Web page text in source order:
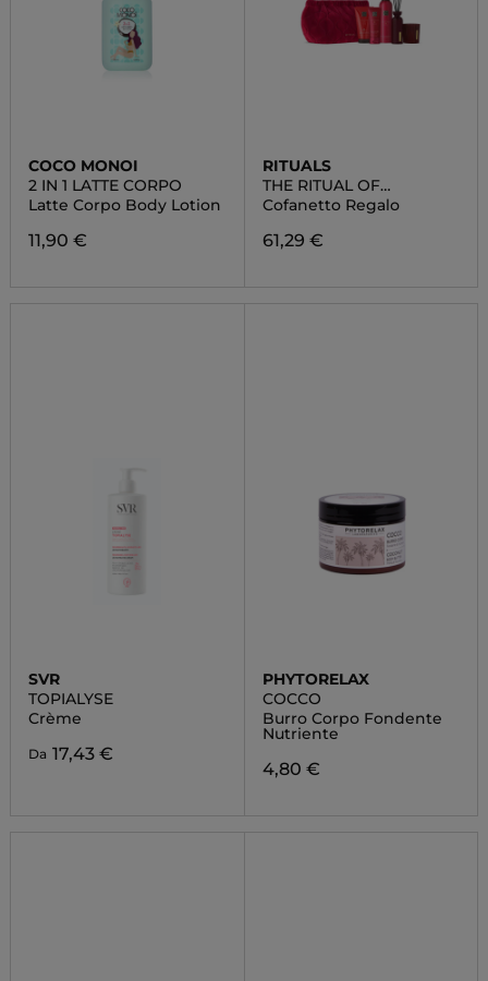
COCO MONOI
2 IN 1 LATTE CORPO
Latte Corpo Body Lotion
11,90 €
RITUALS
THE RITUAL OF
AYURVEDA
Cofanetto Regalo
61,29 €
SVR
TOPIALYSE
Crème
Da 17,43 €
PHYTORELAX
COCCO
Burro Corpo Fondente
Nutriente
4,80 €